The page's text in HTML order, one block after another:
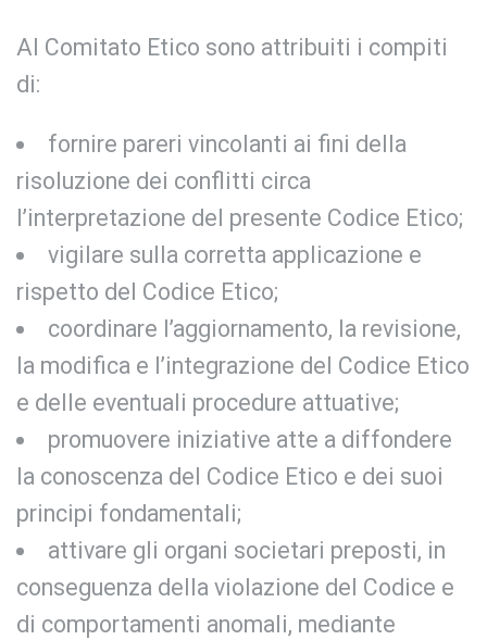
Al Comitato Etico sono attribuiti i compiti
di:
fornire pareri vincolanti ai fini della
risoluzione dei conflitti circa
l’interpretazione del presente Codice Etico;
vigilare sulla corretta applicazione e
rispetto del Codice Etico;
coordinare l’aggiornamento, la revisione,
la modifica e l’integrazione del Codice Etico
e delle eventuali procedure attuative;
promuovere iniziative atte a diffondere
la conoscenza del Codice Etico e dei suoi
principi fondamentali;
attivare gli organi societari preposti, in
conseguenza della violazione del Codice e
di comportamenti anomali, mediante